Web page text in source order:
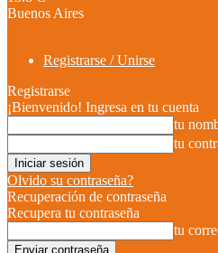
Buenos Aires
Registrarse / Unirse
Registrarse
¡Bienvenido! Ingresa en tu cuenta
tu
tu
Olvido su contraseña?
Recuperación de contraseña
Recupera tu contraseña
tu